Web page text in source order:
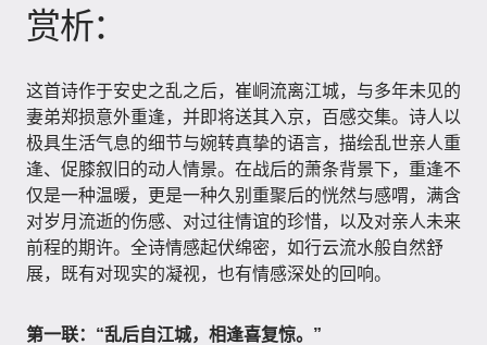
赏析：
这首诗作于安史之乱之后，崔峒流离江城，与多年未见的
妻弟郑损意外重逢，并即将送其入京，百感交集。诗人以
极具生活气息的细节与婉转真挚的语言，描绘乱世亲人重
逢、促膝叙旧的动人情景。在战后的萧条背景下，重逢不
仅是一种温暖，更是一种久别重聚后的恍然与感喟，满含
对岁月流逝的伤感、对过往情谊的珍惜，以及对亲人未来
前程的期许。全诗情感起伏绵密，如行云流水般自然舒
展，既有对现实的凝视，也有情感深处的回响。
第一联：“乱后自江城，相逢喜复惊。”